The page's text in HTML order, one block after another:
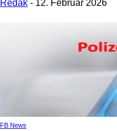
Redak - 12. Februar 2026
FB News